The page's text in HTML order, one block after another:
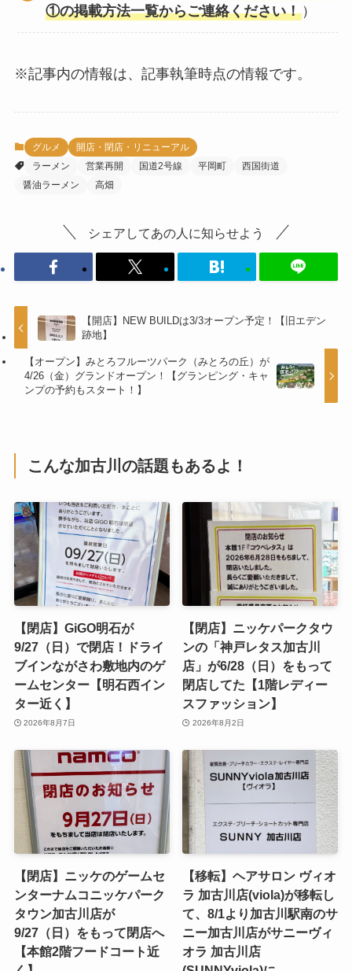
①の掲載方法一覧からご連絡ください！ ）
※記事内の情報は、記事執筆時点の情報です。
グルメ
開店・閉店・リニューアル
ラーメン
営業再開 国道2号線 平岡町
西国街道
醤油ラーメン
高畑
シェアしてあの人に知らせよう
【開店】NEW BUILDは3/3オープン予定！【旧エデン
跡地】
【オープン】みとろフルーツパーク（みとろの丘）が
4/26（金）グランドオープン！【グランピング・キャ
ンプの予約もスタート！】
こんな加古川の話題もあるよ！
【閉店】GiGO明石が
9/27（日）で閉店！ドライ
ブインながさわ敷地内のゲ
ームセンター【明石西イン
ター近く】
2026年8月7日
【閉店】ニッケパークタウ
ンの「神戸レタス加古川
店」が6/28（日）をもって
閉店してた【1階レディー
スファッション】
2026年8月2日
【閉店】ニッケのゲームセ
ンターナムコニッケパーク
タウン加古川店が
9/27（日）をもって閉店へ
【本館2階フードコート近
【移転】ヘアサロン ヴィオ
ラ 加古川店(viola)が移転し
て、8/1より加古川駅南のサ
ニー加古川店がサニーヴィ
オラ 加古川店